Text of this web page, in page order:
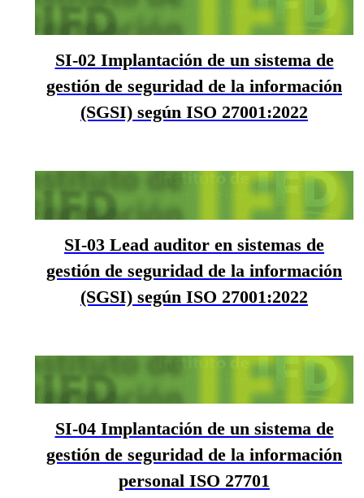
SI-02 Implantación de un sistema de
gestión de seguridad de la información
(SGSI) según ISO 27001:2022
SI-03 Lead auditor en sistemas de
gestión de seguridad de la información
(SGSI) según ISO 27001:2022
SI-04 Implantación de un sistema de
gestión de seguridad de la información
personal ISO 27701